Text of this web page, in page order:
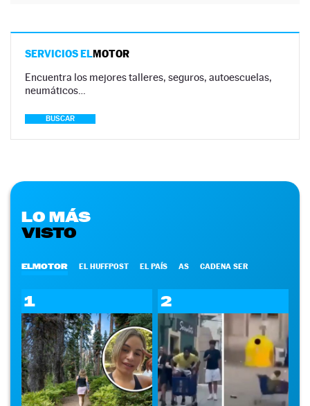
SERVICIOS ELMOTOR
Encuentra los mejores talleres, seguros, autoescuelas,
neumáticos…
BUSCAR
LO MÁS
VISTO
ELMOTOR EL HUFFPOST EL PAÍS AS CADENA SER
1 2